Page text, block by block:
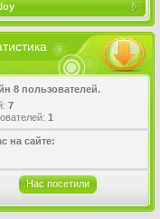
8 пользователей.
7
1
на сайте:
Нас посетили